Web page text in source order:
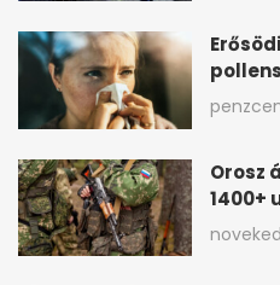
Orosz
1400+